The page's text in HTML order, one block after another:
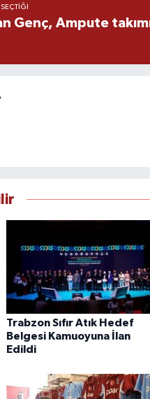
Genç, Ampute
Trabzon Sıfır Atık Hedef
Belgesi Kamuoyuna İlan
Edildi